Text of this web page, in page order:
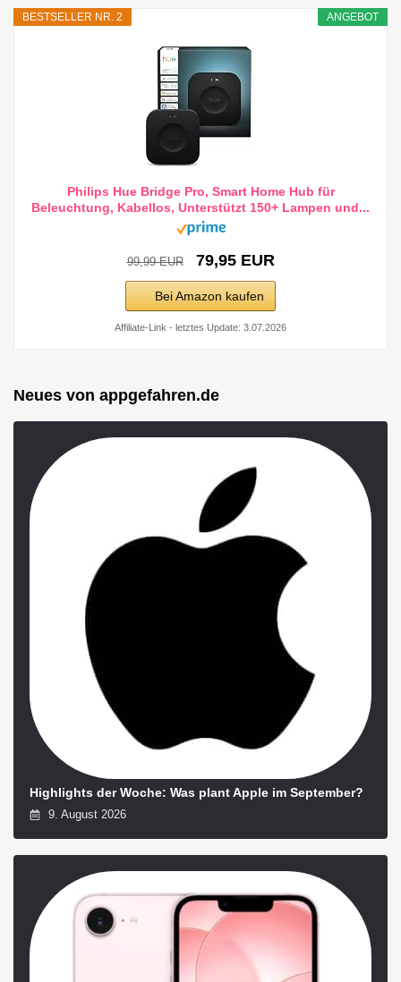
ANGEBOT
BESTSELLER NR. 2
Philips Hue Bridge Pro, Smart Home Hub für
Beleuchtung, Kabellos, Unterstützt 150+ Lampen und...
99,99 EUR 79,95 EUR
Bei Amazon kaufen
Affiliate-Link - letztes Update: 3.07.2026
Neues von appgefahren.de
Highlights der Woche: Was plant Apple im September?
9. August 2026